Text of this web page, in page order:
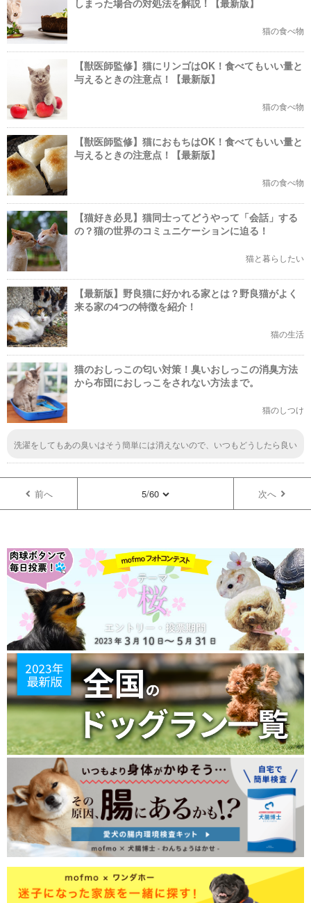
しまった場合の対処法を解説！【最新版】
猫の食べ物
【獣医師監修】猫にリンゴはOK！食べてもいい量と
与えるときの注意点！【最新版】
猫の食べ物
【獣医師監修】猫におもちはOK！食べてもいい量と
与えるときの注意点！【最新版】
猫の食べ物
【猫好き必見】猫同士ってどうやって「会話」する
の？猫の世界のコミュニケーションに迫る！
猫と暮らしたい
【最新版】野良猫に好かれる家とは？野良猫がよく
来る家の4つの特徴を紹介！
猫の生活
猫のおしっこの匂い対策！臭いおしっこの消臭方法
から布団におしっこをされない方法まで。
猫のしつけ
洗濯をしてもあの臭いはそう簡単には消えないので、いつもどうしたら良い
剤がいいというのを聞いたので、早速漂白剤を買ってきて試してみますね。
前へ 5/60 次へ